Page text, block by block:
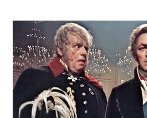
Projetos, Programas e Cursos
Artes, Cultura e Esportes
Museus e Espaços Interativos
Serviços
Bibliotecas
Apoio ao Estudante
Segurança, Trânsito e